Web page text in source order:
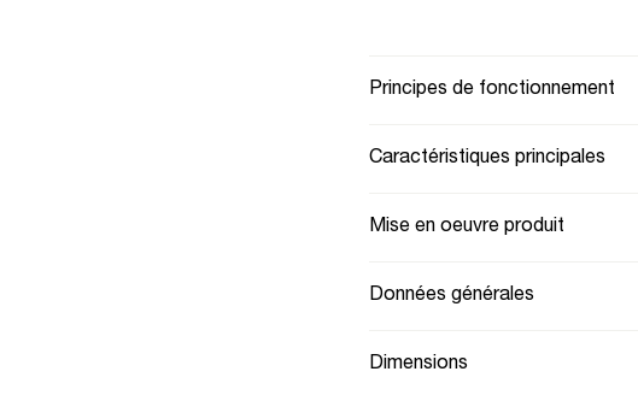
Principes de fonctionnement
Caractéristiques principales
Mise en oeuvre produit
Données générales
Dimensions